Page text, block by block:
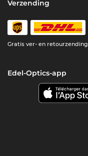
Verzending
Gratis ver- en retourzending
Edel-Optics-app